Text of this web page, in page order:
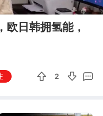
02:29
欧日韩拥氢能，
2